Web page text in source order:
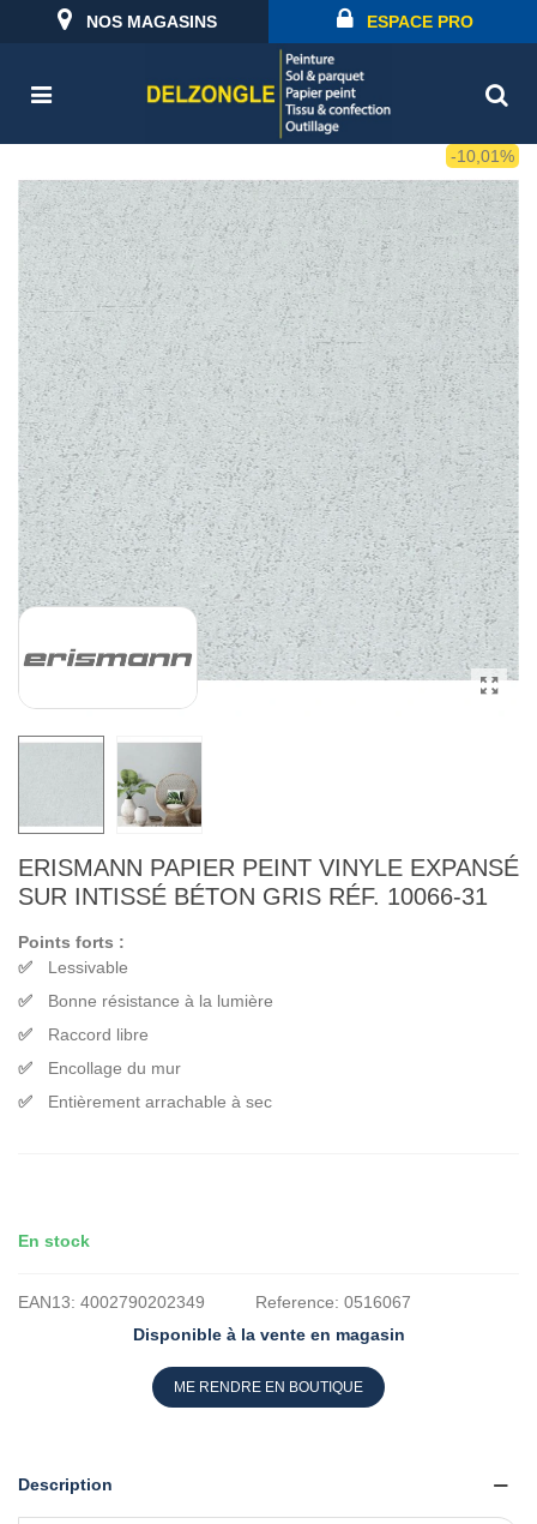
NOS MAGASINS ESPACE PRO
-10,01%
ERISMANN PAPIER PEINT VINYLE EXPANSÉ
SUR INTISSÉ BÉTON GRIS RÉF. 10066-31
Points forts :
Lessivable
Bonne résistance à la lumière
Raccord libre
Encollage du mur
Entièrement arrachable à sec
En stock
EAN13: 4002790202349 Reference: 0516067
Disponible à la vente en magasin
ME RENDRE EN BOUTIQUE
Description